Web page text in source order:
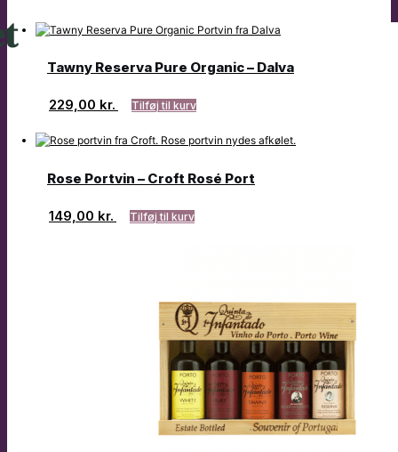
Tawny Reserva Pure Organic – Dalva
229,00 kr. Tilføj til kurv
Rose Portvin – Croft Rosé Port
149,00 kr. Tilføj til kurv